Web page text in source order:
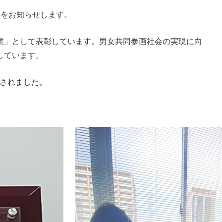
お知らせします。
として表彰しています。男女共同参画社会の実現に向
います。
れました。